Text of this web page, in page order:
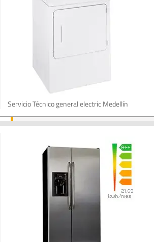
Servicio Técnico general electric Medellín